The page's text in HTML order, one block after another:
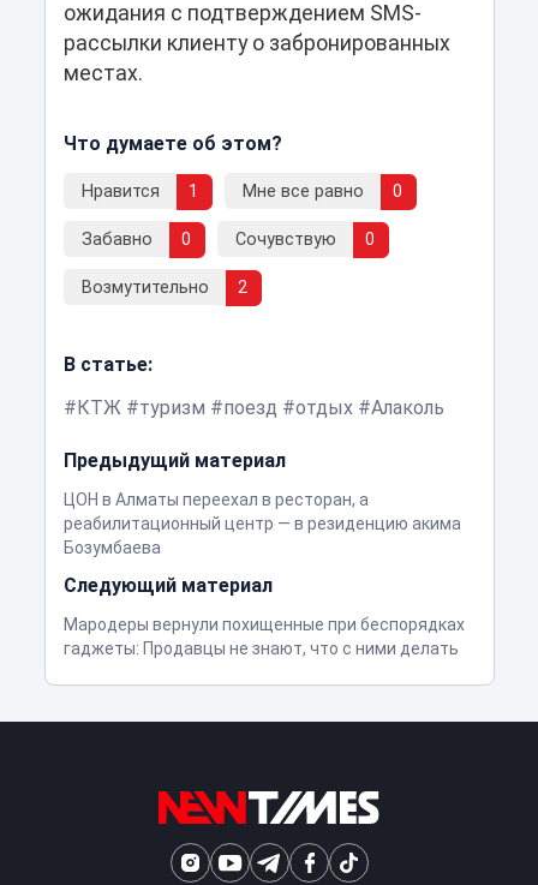
ожидания с подтверждением SMS-
рассылки клиенту о забронированных
местах.
Что думаете об этом?
Нравится 1 Мне все равно 0
Забавно 0 Сочувствую 0
Возмутительно 2
В статье:
КТЖ
туризм поезд отдых Алаколь
Предыдущий материал
ЦОН в Алматы переехал в ресторан, а
реабилитационный центр — в резиденцию акима
Бозумбаева
Следующий материал
Мародеры вернули похищенные при беспорядках
гаджеты: Продавцы не знают, что с ними делать